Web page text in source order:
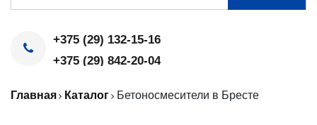
+375 (29) 132-15-16
+375 (29) 842-20-04
Главная Каталог Бетоносмесители в Бресте